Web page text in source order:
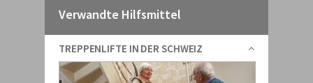
Verwandte Hilfsmittel
TREPPENLIFTE IN DER SCHWEIZ